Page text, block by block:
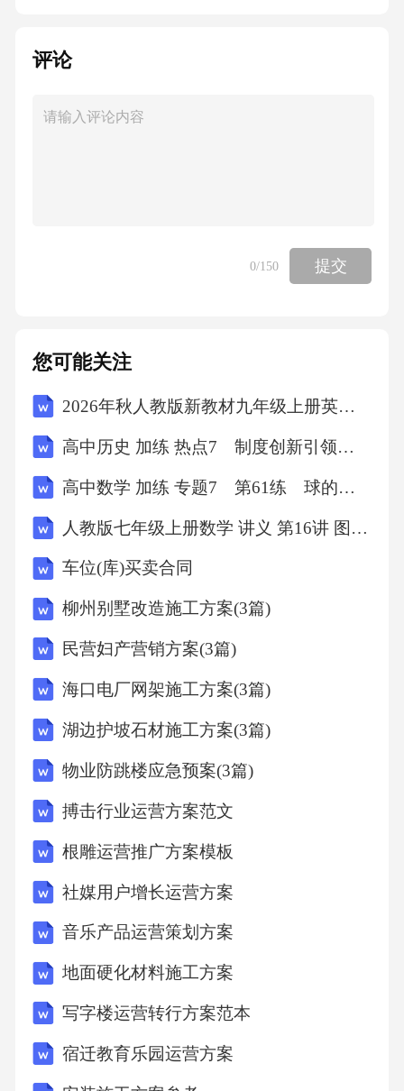
税、金融等方面给予专项支持。 技术迭代加
塑XX行业的竞争格局，头部企业通过技术创新
企业存在XX%的差距。 客户结构亟待优化。
构导致整体利润率受限。 数字化能力建设滞
后。内部ERP系统上线年限超过十年，关键业务
杆低XX%。1.3市场竞争格局分析 头部企业寡
头垄断。前五名企业市场份额合计达到XX%，
其中龙头企业通过渠道和品牌优势掌握着XX%
的市场定价权。 新兴力量加速崛起。过去三
年内，已有XX家初创企业通过差异化技术路线
切入市场，其中三家已获得亿元级融资，显示
出强劲的发展势头。 跨界竞争加剧风险。传
统家电、通信设备等行业的XX企业正通过并购
具有竞争力的产品。二、运营问题与目标设定2.
1核心运营问题诊断 供应链协同效率低下。原
材料采购周期平均为XX天，远高于行业XX天的
均值，导致库存周转率仅达到XX%，而优秀企
023年营销费用率达到XX%，但客户获取成本
（CAC）却居高不下，达到XX元，显著高于行
业XX元的健康水平。 产品创新响应速度迟
X周，错失了XX%的市场机会窗口，同期国际
领先企业该周期仅为XX周。2.2问题根源深度剖
评论
0/150 提交
您可能关注
2026年秋人教版新教材九年级上册英语Unit 3单元测试A卷（含答案）
高中历史 加练 热点7 制度创新引领 完善治理体系
高中数学 加练 专题7 第61练 球的切、接问题
人教版七年级上册数学 讲义 第16讲 图形的认识初步复习讲义+练习（学生版）
车位(库)买卖合同
柳州别墅改造施工方案(3篇)
民营妇产营销方案(3篇)
海口电厂网架施工方案(3篇)
湖边护坡石材施工方案(3篇)
物业防跳楼应急预案(3篇)
搏击行业运营方案范文
根雕运营推广方案模板
社媒用户增长运营方案
音乐产品运营策划方案
地面硬化材料施工方案
写字楼运营转行方案范本
宿迁教育乐园运营方案